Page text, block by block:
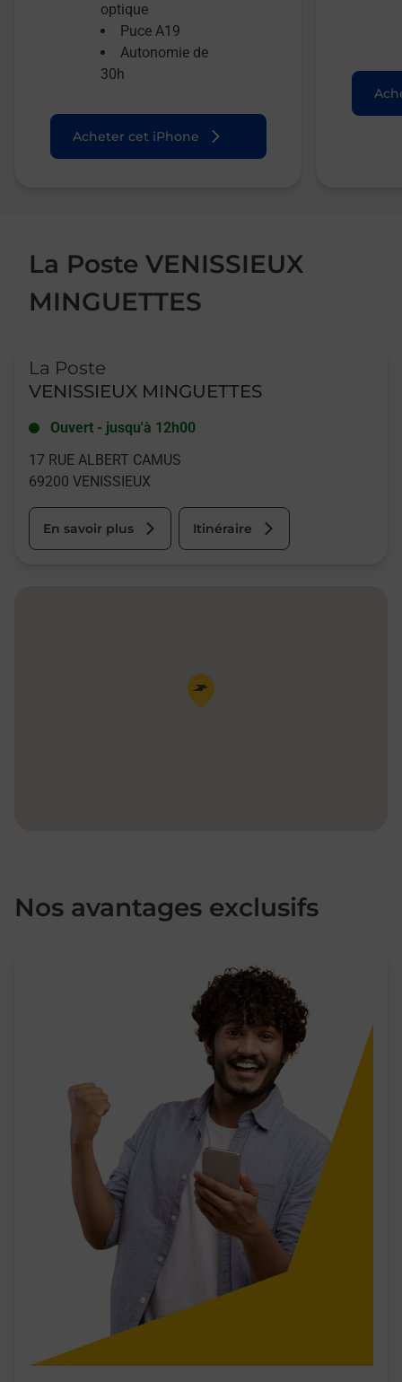
optique
Puce A19
Autonomie de
30h
Acheter cet iPhone
La Poste VENISSIEUX
MINGUETTES
La Poste
VENISSIEUX MINGUETTES
Ouvert - jusqu'à 12h00
17 RUE ALBERT CAMUS
69200 VENISSIEUX
En savoir plus Itinéraire
Pin de la carte
Nos avantages exclusifs